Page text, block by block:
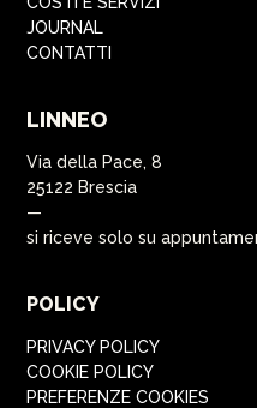
JOURNAL
CONTATTI
LINNEO
Via della Pace, 8
25122 Brescia
—
si riceve solo su
POLICY
PRIVACY POLICY
COOKIE POLICY
PREFERENZE COOKIES